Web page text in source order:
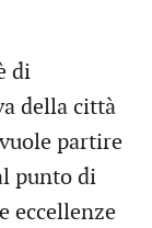
di
della città
partire
punto di
eccellenze